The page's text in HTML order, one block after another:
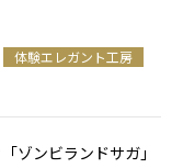
体験エレガント工房
ゾンビランドサガ」